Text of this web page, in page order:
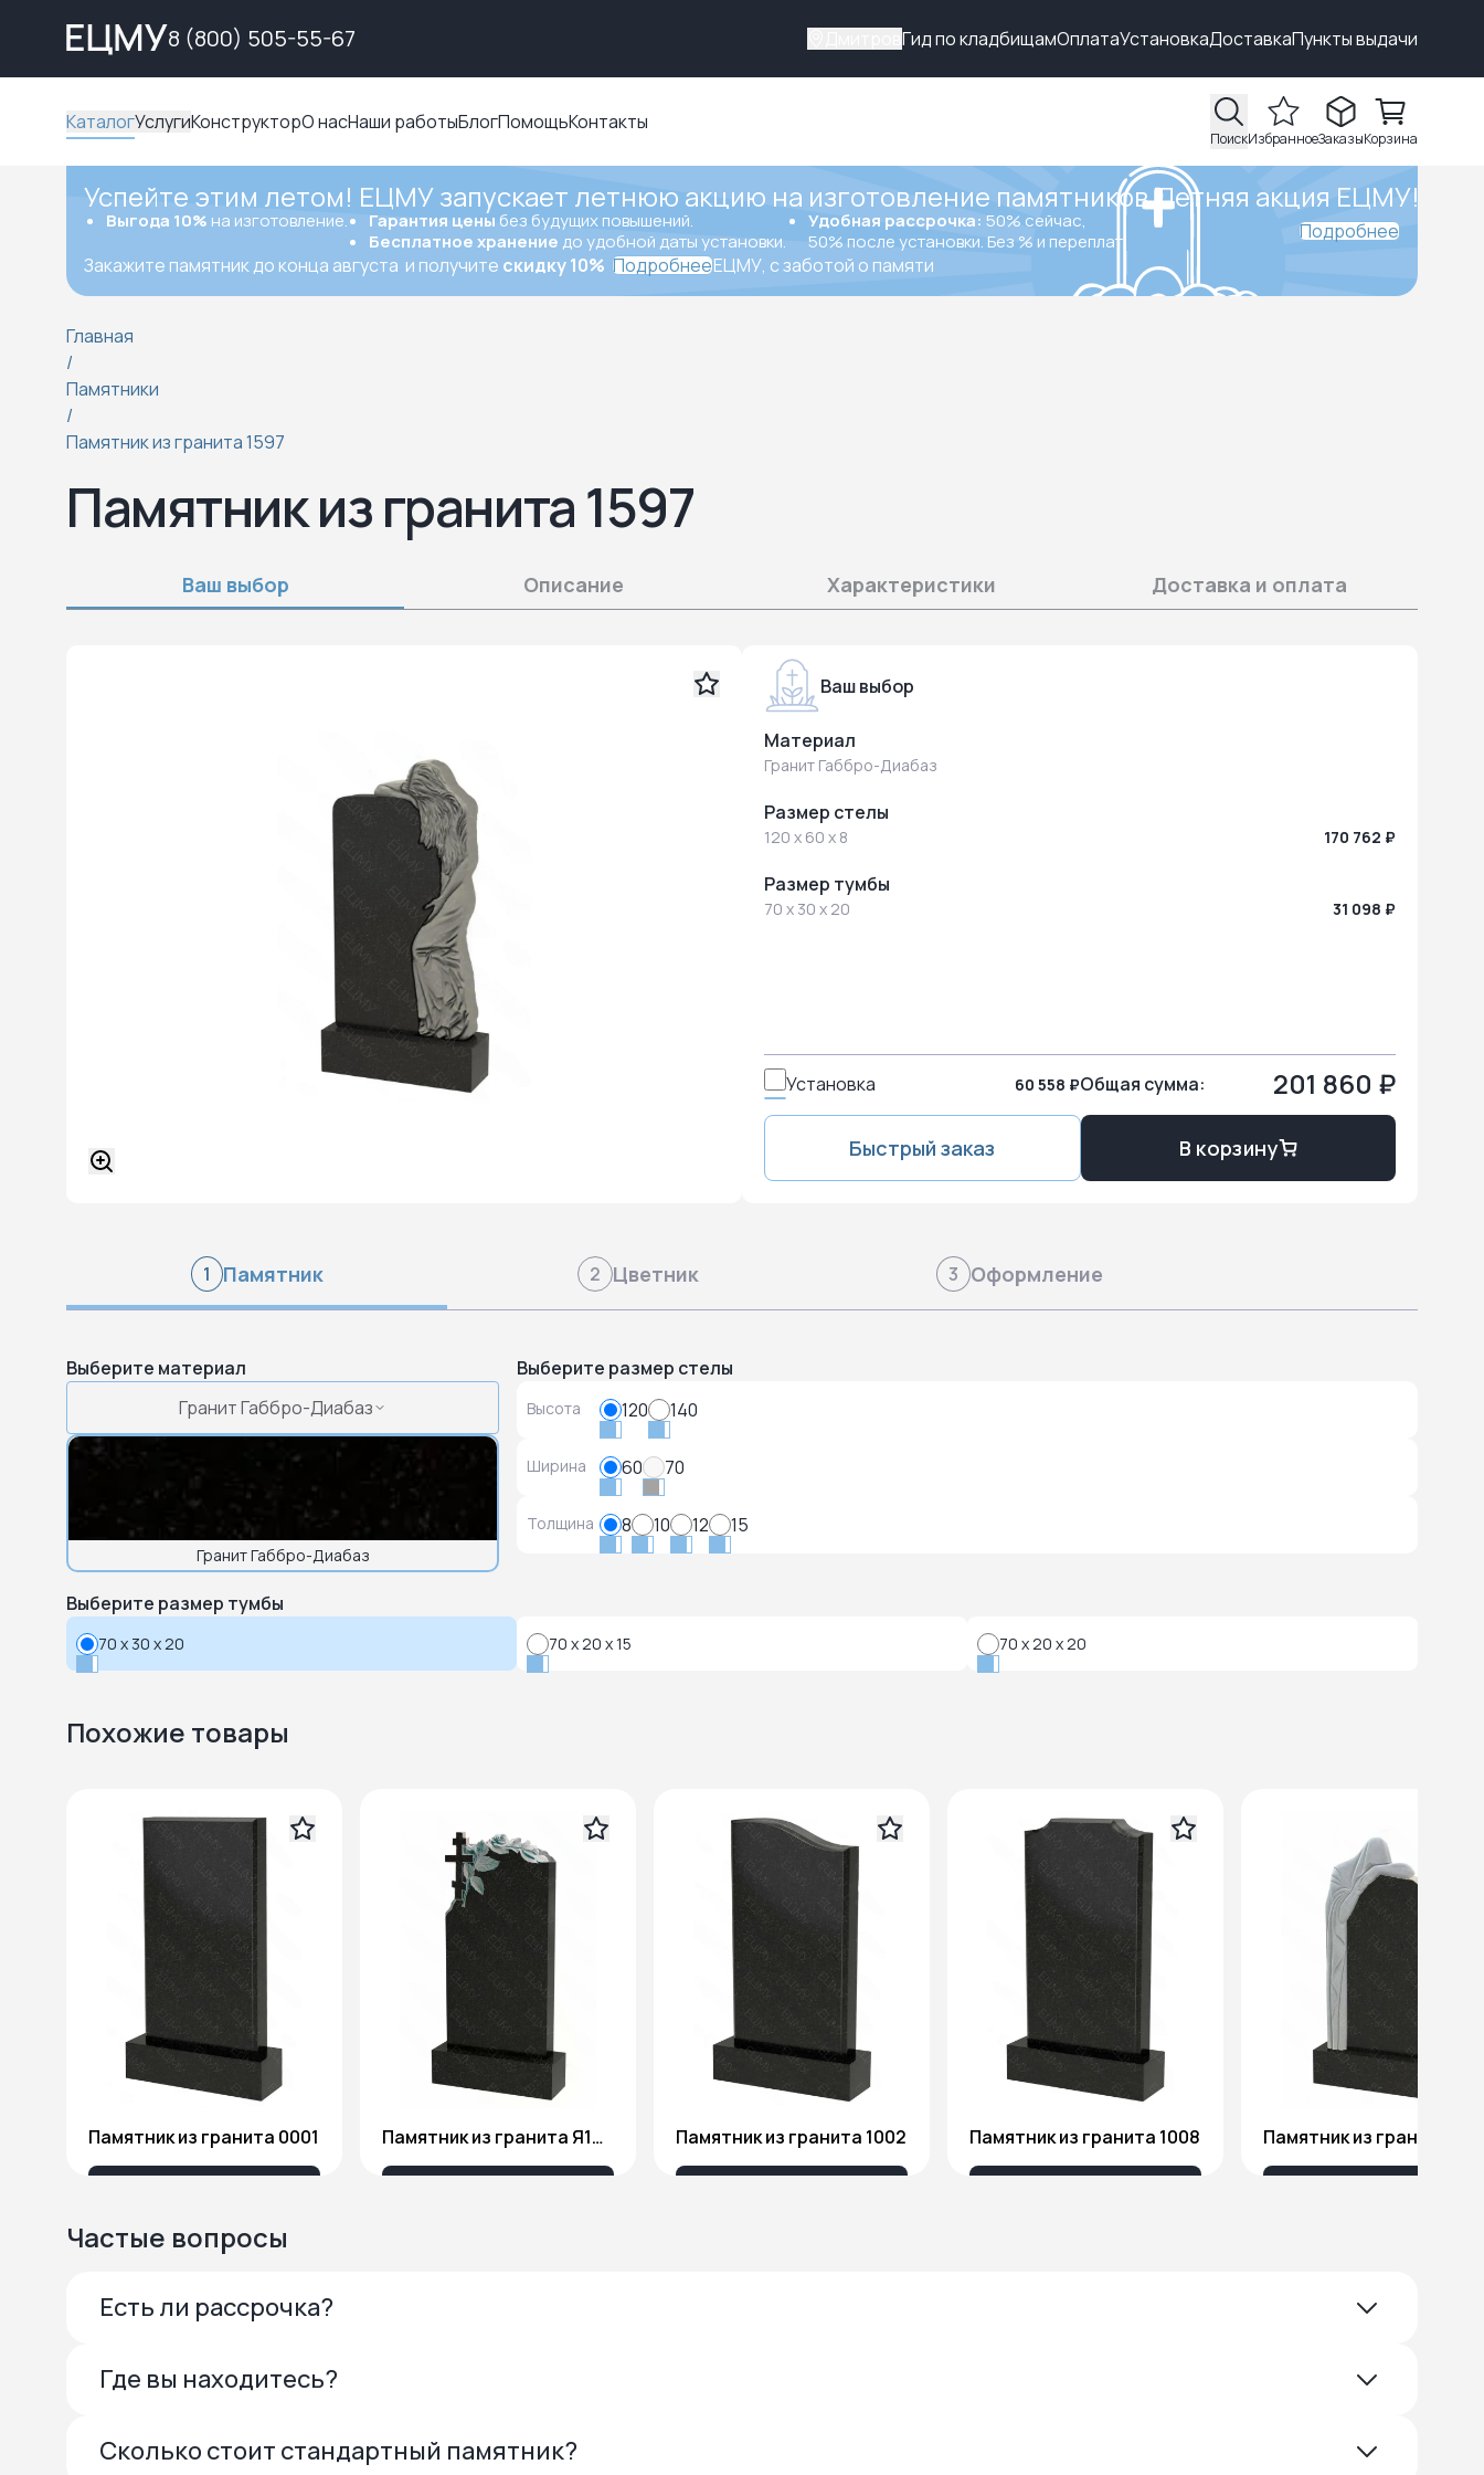
8 (800) 505-55-67 Гид по кладбищамОплатаУстановкаДоставкаПункты выдачи
КаталогУслугиКонструкторО насНаши работыБлогПомощьКонтакты
ПоискИзбранноеЗаказыКорзина
Успейте этим летом! ЕЦМУ запускает летнюю акцию на изготовление памятников.Летняя акция ЕЦМУ!
Выгода 10% на изготовление. Гарантия цены без будущих повышений.
Бесплатное хранение до удобной даты установки.
Удобная рассрочка: 50% сейчас,
50% после установки. Без % и переплат.
Закажите памятник до конца августа и получите скидку 10% ПодробнееЕЦМУ, с заботой о памяти
Подробнее
Главная
/
Памятники
/
Памятник из гранита 1597
Памятник из гранита 1597
Ваш выбор Описание Характеристики Доставка и оплата
Ваш выбор
Материал
Гранит Габбро-Диабаз
Размер стелы
120 x 60 x 8 170 762 ₽
Размер тумбы
70 x 30 x 20 31 098 ₽
Установка 60 558 ₽Общая сумма: 201 860 ₽
Быстрый заказ В корзину
1 Памятник 2 Цветник 3 Оформление
Выберите материал
Гранит Габбро-Диабаз
Гранит Габбро-Диабаз
Выберите размер стелы
Высота 120 140
Ширина 60 70
Толщина 8 10 12 15
Выберите размер тумбы
70 x 30 x 20 70 x 20 x 15 70 x 20 x 20
Похожие товары
Памятник из гранита 0001 Памятник из гранита Я1806 Памятник из гранита 1002 Памятник из гранита 1008
Частые вопросы
Есть ли рассрочка?
Где вы находитесь?
Сколько стоит стандартный памятник?